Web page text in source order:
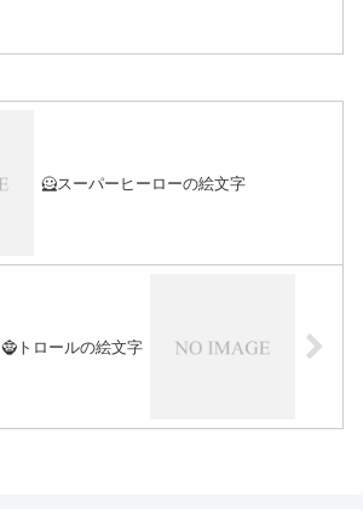
🦸スーパーヒーローの絵文字
🧌トロールの絵文字